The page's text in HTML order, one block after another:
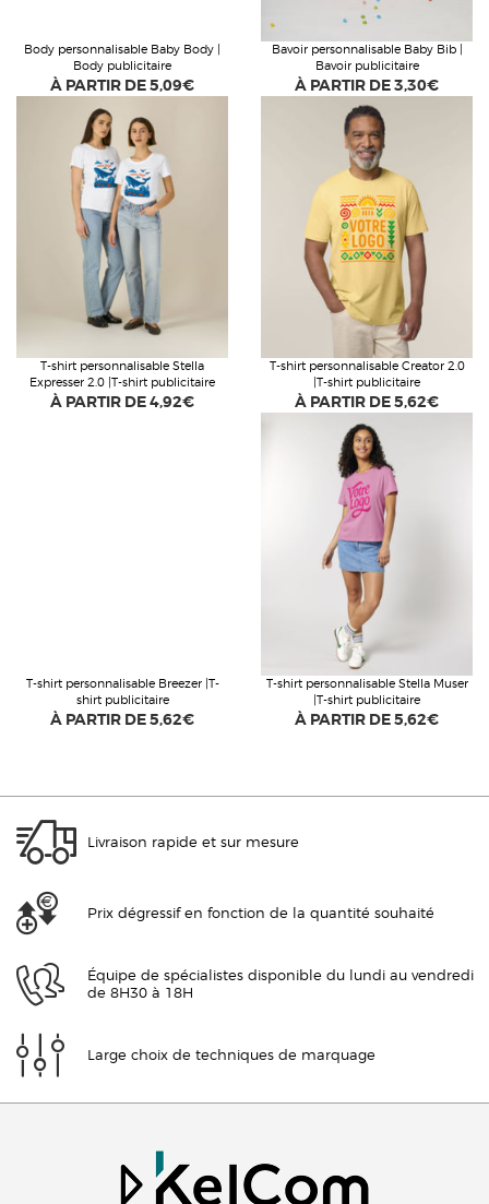
Body personnalisable Baby Body |
Body publicitaire
À PARTIR DE5,09€
Bavoir personnalisable Baby Bib |
Bavoir publicitaire
À PARTIR DE3,30€
T-shirt personnalisable Stella
Expresser 2.0 |T-shirt publicitaire
À PARTIR DE4,92€
T-shirt personnalisable Creator 2.0
|T-shirt publicitaire
À PARTIR DE5,62€
T-shirt personnalisable Breezer |T-
shirt publicitaire
À PARTIR DE5,62€
T-shirt personnalisable Stella Muser
|T-shirt publicitaire
À PARTIR DE5,62€
Livraison rapide et sur mesure
Prix dégressif en fonction de la quantité souhaité
Équipe de spécialistes disponible du lundi au vendredi
de 8H30 à 18H
Large choix de techniques de marquage